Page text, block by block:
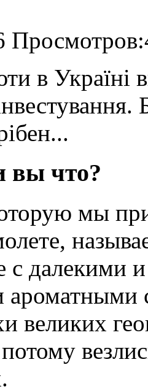
в Україні
вы что?
мы
с далекими
великих